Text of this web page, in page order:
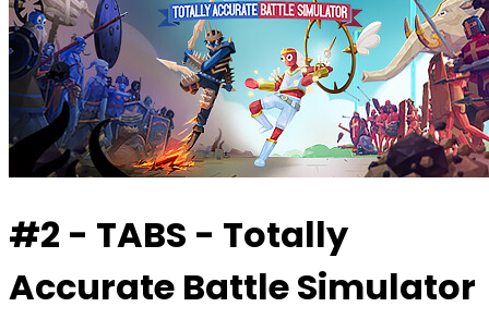
#2 - TABS - Totally
Accurate Battle Simulator